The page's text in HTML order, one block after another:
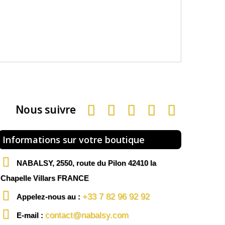
Nous suivre
Informations sur votre boutique
NABALSY, 2550, route du Pilon 42410 la
Chapelle Villars FRANCE
Appelez-nous au : +33 7 82 96 92 92
E-mail : contact@nabalsy.com